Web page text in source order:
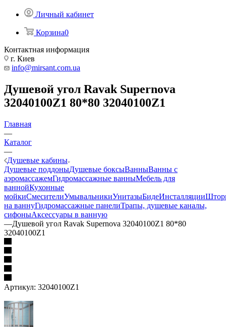
Личный кабинет
Корзина0
Контактная информация
г. Киев
info@mirsant.com.ua
Душевой угол Ravak Supernova
32040100Z1 80*80 32040100Z1
Главная
—
Каталог
—
Душевые кабины
Душевые поддоныДушевые боксыВанныВанны с
аэромассажемГидромассажные ванныМебель для
ваннойКухонные
мойкиСмесителиУмывальникиУнитазыБидеИнсталляции
на ваннуГидромассажные панелиТрапы, душевые каналы,
сифоныАксессуары в ванную
—Душевой угол Ravak Supernova 32040100Z1 80*80
32040100Z1
Артикул: 32040100Z1